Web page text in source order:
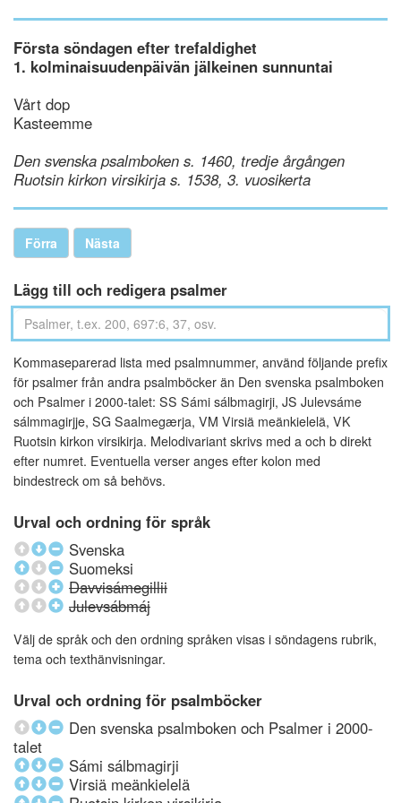
Första söndagen efter trefaldighet
1. kolminaisuudenpäivän jälkeinen sunnuntai
Vårt dop
Kasteemme
Den svenska psalmboken s. 1460, tredje årgången
Ruotsin kirkon virsikirja s. 1538, 3. vuosikerta
Förra Nästa
Lägg till och redigera psalmer
Kommaseparerad lista med psalmnummer, använd följande prefix
för psalmer från andra psalmböcker än Den svenska psalmboken
och Psalmer i 2000-talet: SS Sámi sálbmagirji, JS Julevsáme
sálmmagirjje, SG Saalmegærja, VM Virsiä meänkielelä, VK
Ruotsin kirkon virsikirja. Melodivariant skrivs med a och b direkt
efter numret. Eventuella verser anges efter kolon med
bindestreck om så behövs.
Urval och ordning för språk
Svenska
Suomeksi
Davvisámegillii
Julevsábmáj
Välj de språk och den ordning språken visas i söndagens rubrik,
tema och texthänvisningar.
Urval och ordning för psalmböcker
Den svenska psalmboken och Psalmer i 2000-
talet
Sámi sálbmagirji
Virsiä meänkielelä